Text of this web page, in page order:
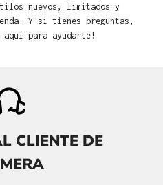
nuevos, limitados y
Y si tienes preguntas,
aquí para ayudarte!
CLIENTE DE